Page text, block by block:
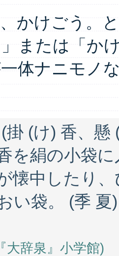
、かけごう。
」または「か
体ナニモノ
掛 (け) 香、懸
を絹の小袋
懐中したり
い袋。 (季
大辞泉』小学館)